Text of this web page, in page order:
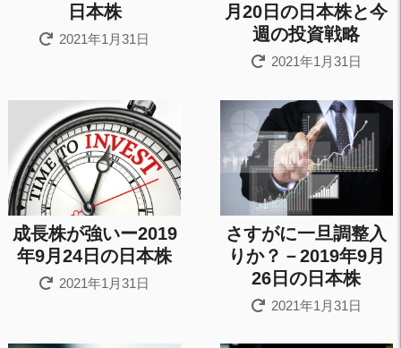
日本株
2021年1月31日
月20日の日本株と今
週の投資戦略
2021年1月31日
成長株が強いー2019
年9月24日の日本株
2021年1月31日
さすがに一旦調整入
りか？－2019年9月
26日の日本株
2021年1月31日